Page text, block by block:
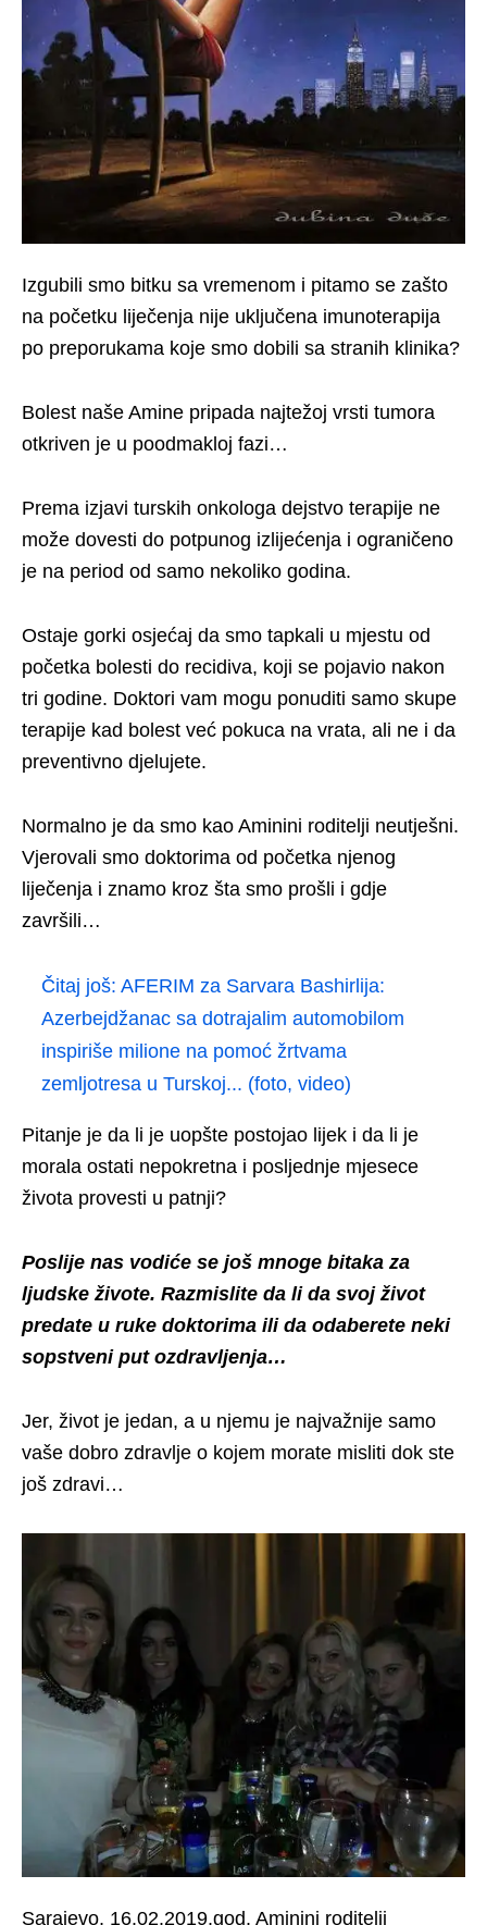
Izgubili smo bitku sa vremenom i pitamo se zašto
na početku liječenja nije uključena imunoterapija
po preporukama koje smo dobili sa stranih klinika?
Bolest naše Amine pripada najtežoj vrsti tumora
otkriven je u poodmakloj fazi…
Prema izjavi turskih onkologa dejstvo terapije ne
može dovesti do potpunog izlijećenja i ograničeno
je na period od samo nekoliko godina.
Ostaje gorki osjećaj da smo tapkali u mjestu od
početka bolesti do recidiva, koji se pojavio nakon
tri godine. Doktori vam mogu ponuditi samo skupe
terapije kad bolest već pokuca na vrata, ali ne i da
preventivno djelujete.
Normalno je da smo kao Aminini roditelji neutješni.
Vjerovali smo doktorima od početka njenog
liječenja i znamo kroz šta smo prošli i gdje
završili…
Čitaj još: AFERIM za Sarvara Bashirlija:
Azerbejdžanac sa dotrajalim automobilom
inspiriše milione na pomoć žrtvama
zemljotresa u Turskoj... (foto, video)
Pitanje je da li je uopšte postojao lijek i da li je
morala ostati nepokretna i posljednje mjesece
života provesti u patnji?
Poslije nas vodiće se još mnoge bitaka za
ljudske živote. Razmislite da li da svoj život
predate u ruke doktorima ili da odaberete neki
sopstveni put ozdravljenja…
Jer, život je jedan, a u njemu je najvažnije samo
vaše dobro zdravlje o kojem morate misliti dok ste
još zdravi…
Sarajevo, 16.02.2019.god. Aminini roditelji